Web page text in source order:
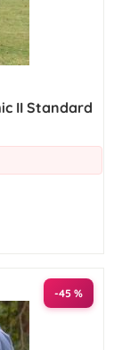
II Standard
-45 %